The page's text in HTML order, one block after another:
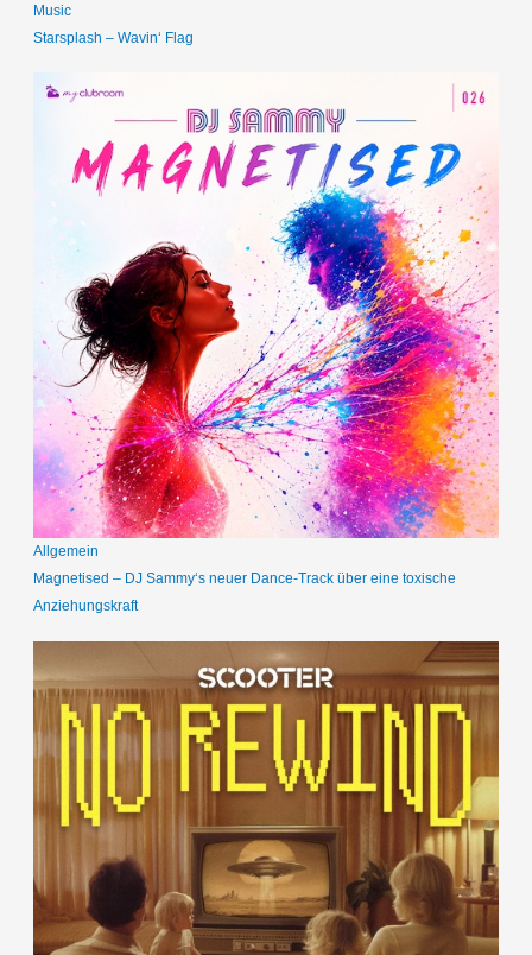
Music
Starsplash – Wavin‘ Flag
Allgemein
Magnetised – DJ Sammy‘s neuer Dance-Track über eine toxische
Anziehungskraft